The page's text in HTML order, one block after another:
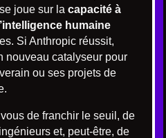
joue sur la capacité à
humaine
Si Anthropic réussit,
nouveau catalyseur pour
ou ses projets de
de franchir le seuil, de
et, peut-être, de